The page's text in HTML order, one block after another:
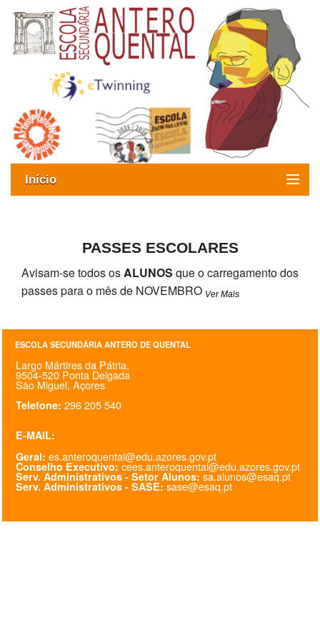
Início
Oferta formativa
SIGE
Clubes Escolares
Matrículas
FOR ma
@parlamentodosjovens_esaq
PASSES ESCOLARES
Avisam-se todos osALUNOS que o carregamento dos
passes para o mês de NOVEMBRO Ver Mais
ESCOLA SECUNDÁRIA ANTERO DE QUENTAL
Largo Mártires da Pátria,
9504-520 Ponta Delgada
São Miguel, Açores
Telefone: 296 205 540
E-MAIL:
Geral: es.anteroquental@edu.azores.gov.pt
Conselho Executivo: cees.anteroquental@edu.azores.gov.pt
Serv. Administrativos - Setor Alunos: sa.alunos@esaq.pt
Serv. Administrativos - SASE: sase@esaq.pt